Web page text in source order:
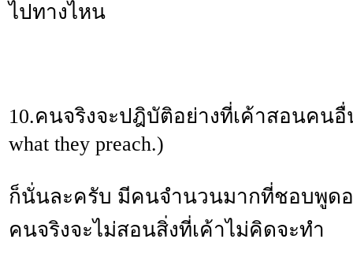
ไปทางไหน
10.คนจริงจะปฎิบัติอย่างที่เค้าสอนคนอื่
what they preach.)
ก็นั่นละครับ มีคนจำนวนมากที่ชอบพูด
คนจริงจะไม่สอนสิ่งที่เค้าไม่คิดจะทำ